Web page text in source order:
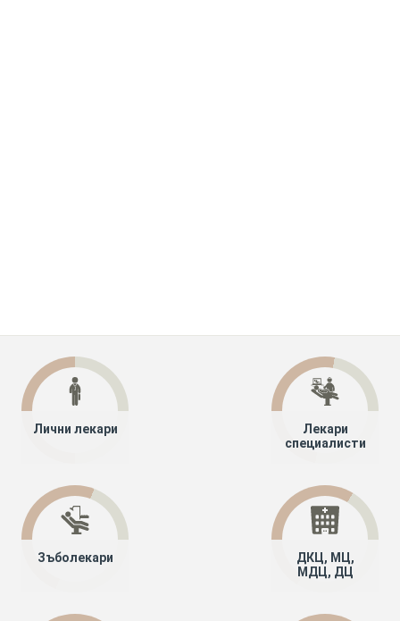
Лични лекари
Лекари
специалисти
Зъболекари
ДКЦ, МЦ,
МДЦ, ДЦ